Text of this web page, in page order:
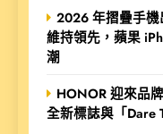
2026 年摺疊手
維持領先，蘋果
潮
HONOR 迎來品
全新標誌與「Dare